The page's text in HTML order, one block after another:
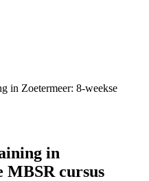
in Zoetermeer: 8-weekse
in
MBSR cursus